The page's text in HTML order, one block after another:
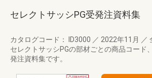
セレクトサッシPG受発注資料集
カタログコード： ID3000 ／ 2022年11月 ／
セレクトサッシPGの部材ごとの商品コード
発注資料集です。